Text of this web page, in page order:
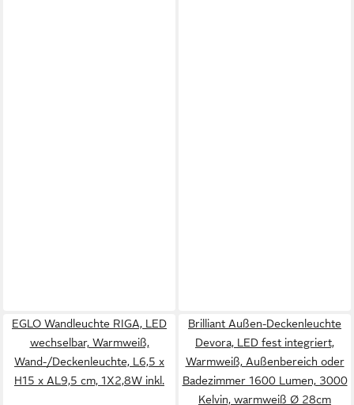
EGLO Wandleuchte RIGA, LED
wechselbar, Warmweiß,
Wand-/Deckenleuchte, L6,5 x
H15 x AL9,5 cm, 1X2,8W inkl.
Brilliant Außen-Deckenleuchte
Devora, LED fest integriert,
Warmweiß, Außenbereich oder
Badezimmer 1600 Lumen, 3000
Kelvin, warmweiß Ø 28cm